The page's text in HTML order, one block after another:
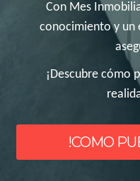
Con Mes
conocimiento y un
¡Descubre cómo
!COMO